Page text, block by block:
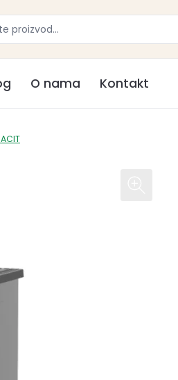
O nama Kontakt